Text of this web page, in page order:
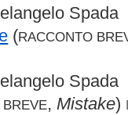
Spada
(RACCONTO
Spada
, Mistake)